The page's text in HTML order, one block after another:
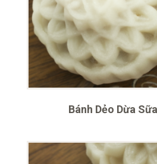
Bánh Dẻo Dừa